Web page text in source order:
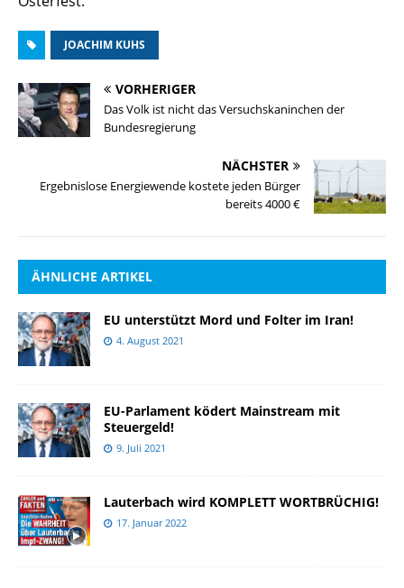
JOACHIM KUHS
VORHERIGER
Das Volk ist nicht das Versuchskaninchen der
Bundesregierung
NÄCHSTER
Ergebnislose Energiewende kostete jeden Bürger
bereits 4000 €
ÄHNLICHE ARTIKEL
EU unterstützt Mord und Folter im Iran!
4. August 2021
EU-Parlament ködert Mainstream mit
Steuergeld!
9. Juli 2021
Lauterbach wird KOMPLETT WORTBRÜCHIG!
17. Januar 2022